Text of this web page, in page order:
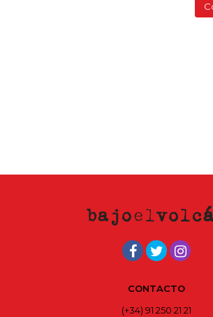
CONTACTO
(+34) 91 250 21 21